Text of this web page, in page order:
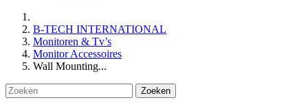
B-TECH INTERNATIONAL
Monitoren & Tv’s
Monitor Accessoires
Wall Mounting...
Zoeken